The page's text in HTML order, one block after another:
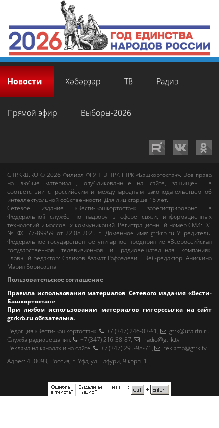
Новости Хәбәрҙәр ТВ Радио
Прямой эфир Выборы-2026
GTRKRB.RU © 2026Филиал ФГУП ВГТРК ГТРК «Башкортостан». Все права
на любые материалы, опубликованные на сайте, защищены в
соответствии с российским и международным законодательством об
интеллектуальной собственности. Для лиц старше 16 лет.
Сетевое издание «Вести-Башкортостан»зарегистрировано в
Федеральной службе по надзору в сфере связи, информационных
технологий и массовых коммуникаций. Регистрационный номер СМИ: ЭЛ
№ ФС 77-89959 от 22.08.2025 г. Доменное имя:gtrkrb.ru Учредитель:
Федеральное государственное унитарное предприятие «Всероссийская
государственная телевизионная и радиовещательная компания».
Главный редактор:Салихов Азамат Рафаэлевич. Веб-редактор:Анискина
Мария Борисовна.
Пользовательское соглашение
Правила использования материалов Сетевого издания «Вести-
Башкортостан»
При любом использовании материалов гиперссылка на сайт
gtrkrb.ru обязательна.
Редакция «Вести-Башкортостан»: +7 (347) 246-03-91 ,
gtrk@ufa.rfn.ru
Cлужба радиовещания: +7 (347) 216-38-87,
radio@gtrk.tv
Реклама на каналах и на сайте: +7 (347) 295-98-71 ,
reklama@gtrk.tv
Адрес: 450093, Россия, г. Уфа, ул. Гафури, 9 корп. 1